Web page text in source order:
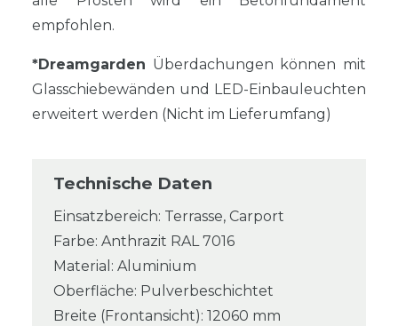
empfohlen.
*Dreamgarden Überdachungen können mit
Glasschiebewänden und LED-Einbauleuchten
erweitert werden (Nicht im Lieferumfang)
Technische Daten
Einsatzbereich: Terrasse, Carport
Farbe: Anthrazit RAL 7016
Material: Aluminium
Oberfläche: Pulverbeschichtet
Breite (Frontansicht): 12060 mm